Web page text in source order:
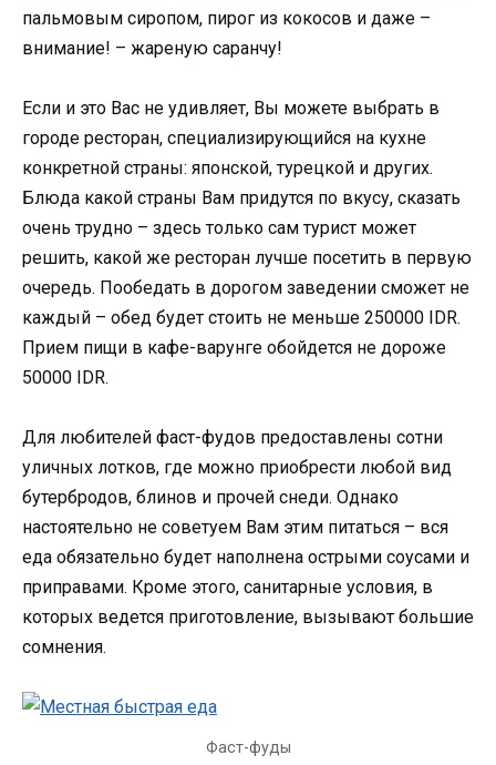
пальмовым сиропом, пирог из кокосов и даже –
внимание! – жареную саранчу!
Если и это Вас не удивляет, Вы можете выбрать в
городе ресторан, специализирующийся на кухне
конкретной страны: японской, турецкой и других.
Блюда какой страны Вам придутся по вкусу, сказать
очень трудно – здесь только сам турист может
решить, какой же ресторан лучше посетить в первую
очередь. Пообедать в дорогом заведении сможет не
каждый – обед будет стоить не меньше 250000 IDR.
Прием пищи в кафе-варунге обойдется не дороже
50000 IDR.
Для любителей фаст-фудов предоставлены сотни
уличных лотков, где можно приобрести любой вид
бутербродов, блинов и прочей снеди. Однако
настоятельно не советуем Вам этим питаться – вся
еда обязательно будет наполнена острыми соусами и
приправами. Кроме этого, санитарные условия, в
которых ведется приготовление, вызывают большие
сомнения.
Фаст-фуды